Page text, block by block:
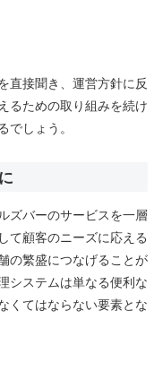
直接聞き、運営方針に反
るための取り組みを続け
でしょう。
ズバーのサービスを一層
て顧客のニーズに応える
の繁盛につなげることが
システムは単なる便利な
くてはならない要素とな